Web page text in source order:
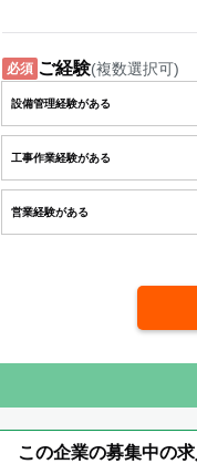
必須 ご経験(複数選択可)
設備管理経験がある
工事作業経験がある
営業経験がある
この企業の募集中の求